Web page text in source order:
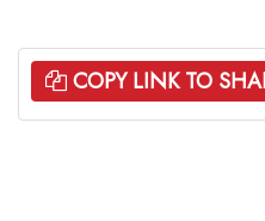
COPY LINK TO